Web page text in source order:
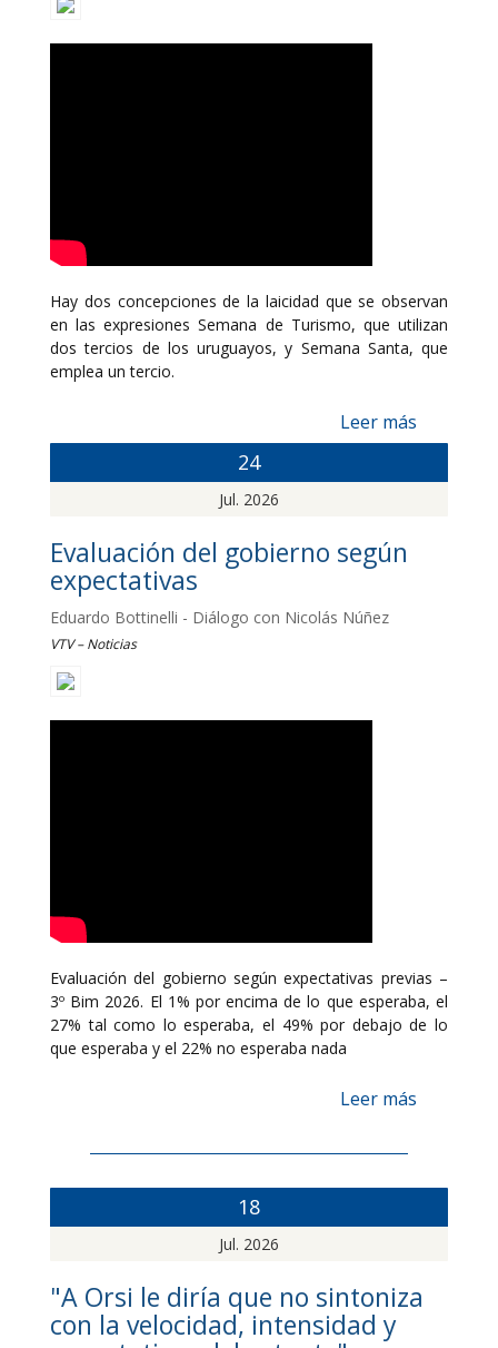
Hay dos concepciones de la laicidad que se observan
en las expresiones Semana de Turismo, que utilizan
dos tercios de los uruguayos, y Semana Santa, que
emplea un tercio.
Leer más
24
Jul. 2026
Evaluación del gobierno según
expectativas
Eduardo Bottinelli - Diálogo con Nicolás Núñez
VTV – Noticias
Evaluación del gobierno según expectativas previas –
3º Bim 2026. El 1% por encima de lo que esperaba, el
27% tal como lo esperaba, el 49% por debajo de lo
que esperaba y el 22% no esperaba nada
Leer más
18
Jul. 2026
"A Orsi le diría que no sintoniza
con la velocidad, intensidad y